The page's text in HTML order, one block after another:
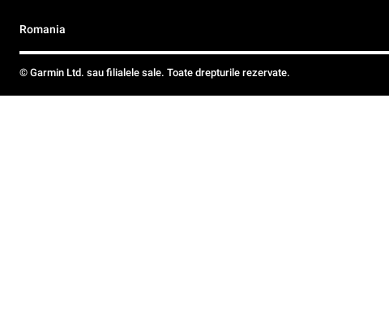
Romania
© Garmin Ltd. sau filialele sale. Toate drepturile rezervate.